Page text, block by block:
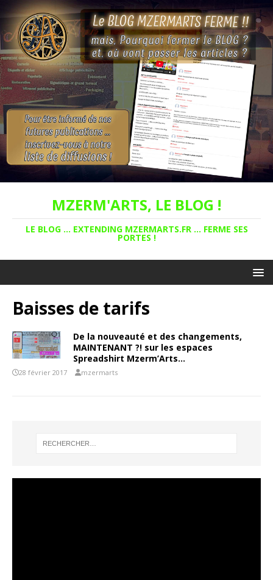
MZERM'ARTS, LE BLOG !
LE BLOG ... EXTENDING MZERMARTS.FR ... FERME SES
PORTES !
Baisses de tarifs
De la nouveauté et des changements,
MAINTENANT ?! sur les espaces
Spreadshirt Mzerm’Arts…
28 février 2017 mzermarts